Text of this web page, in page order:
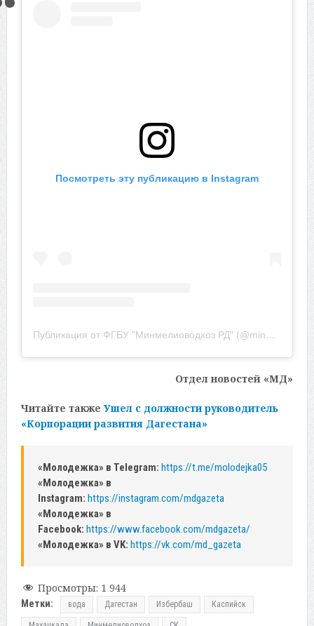
Посмотреть эту публикацию в Instagram
Публикация от ФГБУ "Минмелиоводхоз РД" (@minmelio05)
Отдел новостей «МД»
Читайте также Ушел с должности руководитель
«Корпорации развития Дагестана»
«Молодежка» в Telegram: https://t.me/molodejka05
«Молодежка» в
Instagram: https://instagram.com/mdgazeta
«Молодежка» в
Facebook: https://www.facebook.com/mdgazeta/
«Молодежка» в VK: https://vk.com/md_gazeta
Просмотры: 1 944
Метки: вода Дагестан Избербаш Каспийск